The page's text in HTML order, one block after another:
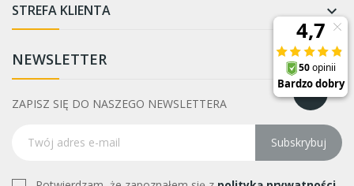
STREFA KLIENTA 
NEWSLETTER
ZAPISZ SIĘ DO NASZEGO NEWSLETTERA
Subskrybuj